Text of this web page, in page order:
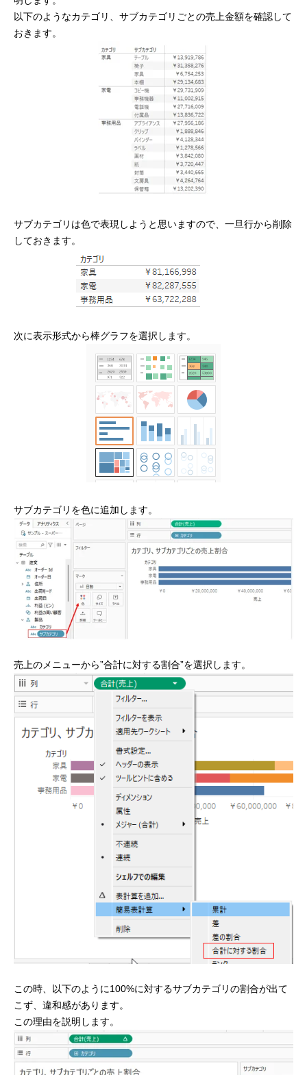
以下のようなカテゴリ、サブカテゴリごとの売上金額を確認して
おきます。
サブカテゴリは色で表現しようと思いますので、一旦行から削除
しておきます。
次に表示形式から棒グラフを選択します。
サブカテゴリを色に追加します。
売上のメニューから”合計に対する割合”を選択します。
この時、以下のように100%に対するサブカテゴリの割合が出て
こず、違和感があります。
この理由を説明します。